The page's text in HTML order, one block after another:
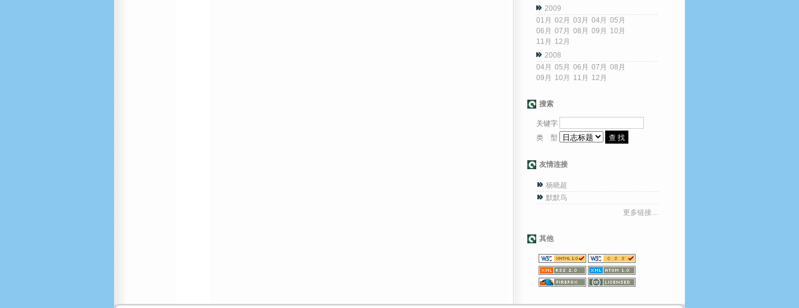
2009
01月 02月 03月 04月 05月
06月 07月 08月 09月
10月
11月
12月
2008
04月 05月 06月 07月 08月
09月
10月 11月 12月
搜索
关键字
类 型
友情连接
杨晓超
默默鸟
更多链接…
其他